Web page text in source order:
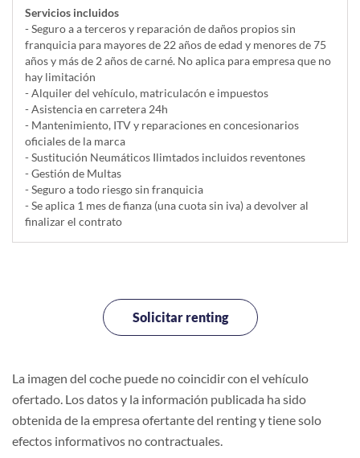
Servicios incluidos
- Seguro a a terceros y reparación de daños propios sin
franquicia para mayores de 22 años de edad y menores de 75
años y más de 2 años de carné. No aplica para empresa que no
hay limitación
- Alquiler del vehí­culo, matriculacón e impuestos
- Asistencia en carretera 24h
- Mantenimiento, ITV y reparaciones en concesionarios
oficiales de la marca
- Sustitución Neumáticos Ilimtados incluidos reventones
- Gestión de Multas
- Seguro a todo riesgo sin franquicia
- Se aplica 1 mes de fianza (una cuota sin iva) a devolver al
finalizar el contrato
Solicitar renting
La imagen del coche puede no coincidir con el vehículo
ofertado. Los datos y la información publicada ha sido
obtenida de la empresa ofertante del renting y tiene solo
efectos informativos no contractuales.